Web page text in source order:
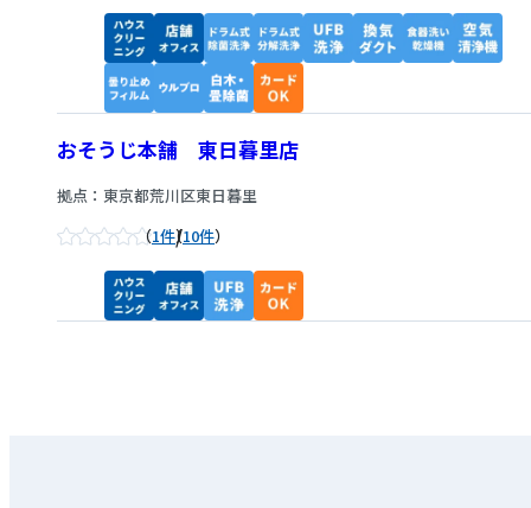
おそうじ本舗 東日暮里店
拠点：東京都荒川区東日暮里
1件/10件